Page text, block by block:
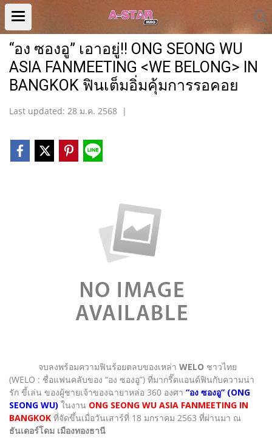
“อง ซองอู” เอาอยู่!! ONG SEONG WU
ASIA FANMEETING <WE BELONG> IN
BANGKOK ฟินเต็มอิ่มคุ้มการรอคอย
Last updated: 28 ม.ค. 2568 |
จบลงพร้อมความฟินร้อยตลบของเหล่า WELO ชาวไทย
(WELO : ชื่อแฟนคลับของ “อง ซองอู”) ที่มากรี๊ดแอนด์ฟินกับความน่า
รัก ขี้เล่น ของผู้ชายเจ้าของฉายาหล่อ 360 องศา “อง ซองอู” (ONG
SEONG WU) ในงาน ONG SEONG WU ASIA FANMEETING IN
BANGKOK ที่จัดขึ้นเมื่อวันเสาร์ที่ 18 มกราคม 2563 ที่ผ่านมา ณ
ธันเดอร์โดม เมืองทองธานี